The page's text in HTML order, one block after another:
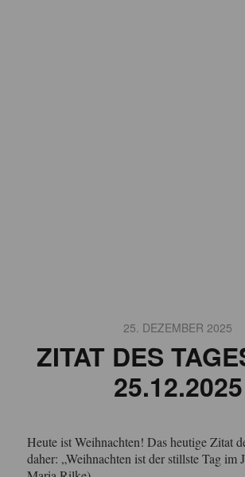
25. DEZEMBER 2025
ZITAT DES
25.12.2025
Heute ist Weihnachten! Das heutige Zitat
daher: „Weihnachten ist der stillste Tag im